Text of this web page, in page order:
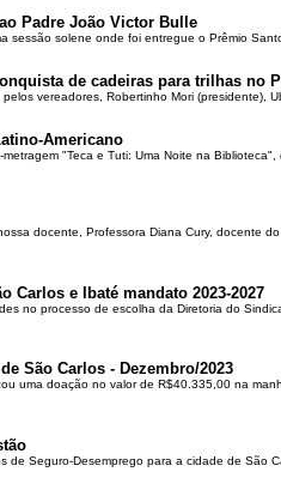
Padre João Victor Bulle
sessão solene onde foi entregue o Prêmio
de cadeiras para trilhas no
vereadores, Robertinho Mori (presidente),
Americano
"Teca e Tuti: Uma Noite na
docente, Professora Diana Cury, docente
Carlos e Ibaté mandato 2023-2027
no processo de escolha da Diretoria do
São Carlos - Dezembro/2023
uma doação no valor de R$40.335,00 na
Seguro-Desemprego para a cidade de São